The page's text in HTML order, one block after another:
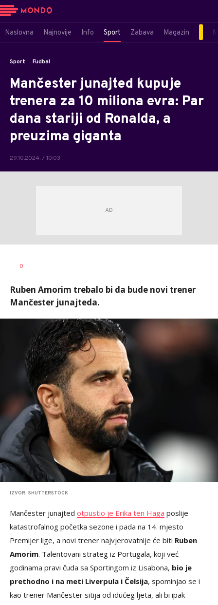
Naslovna Najnovije Info Sport Zabava Magazin
Sport Fudbal
Mančester junajted kupuje
trenera za 10 miliona evra: Par
dana stariji od Ronalda, a
preuzima giganta
29.10.2024. / 10:03
AUTOR
0
Ruben Amorim trebalo bi da bude novi trener
Mančester junajteda.
IZVOR: SHUTTERSTOCK
Mančester junajted otpustio je Erika ten Haga poslije
katastrofalnog početka sezone i pada na 14. mjesto
Premijer lige, a novi trener najvjerovatnije će biti Ruben
Amorim. Talentovani strateg iz Portugala, koji već
godinama pravi čuda sa Sportingom iz Lisabona, bio je
prethodno i na meti Liverpula i Čelsija, spominjao se i
kao trener Mančester sitija od idućeg ljeta, ali bi ipak